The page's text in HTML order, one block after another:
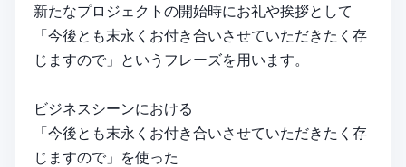
新たなプロジェクトの開始時にお礼や挨拶として
「今後とも末永くお付き合いさせていただきたく存
じますので」というフレーズを用います。
ビジネスシーンにおける
「今後とも末永くお付き合いさせていただきたく存
じますので」を使った